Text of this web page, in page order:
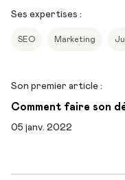
Ses expertises :
SEO Marketing
Son premier article :
Comment faire son
05 janv. 2022